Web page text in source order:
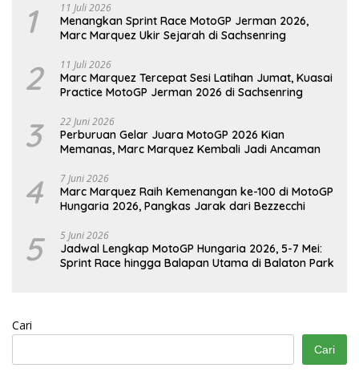
1 11 Juli 2026
Menangkan Sprint Race MotoGP Jerman 2026,
Marc Marquez Ukir Sejarah di Sachsenring
2 11 Juli 2026
Marc Marquez Tercepat Sesi Latihan Jumat, Kuasai
Practice MotoGP Jerman 2026 di Sachsenring
3 22 Juni 2026
Perburuan Gelar Juara MotoGP 2026 Kian
Memanas, Marc Marquez Kembali Jadi Ancaman
4 7 Juni 2026
Marc Marquez Raih Kemenangan ke-100 di MotoGP
Hungaria 2026, Pangkas Jarak dari Bezzecchi
5 5 Juni 2026
Jadwal Lengkap MotoGP Hungaria 2026, 5-7 Mei:
Sprint Race hingga Balapan Utama di Balaton Park
Cari
Cari